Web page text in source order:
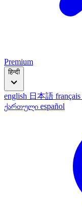
Premium
हिन्दी
english 日本語 français
ქართული español